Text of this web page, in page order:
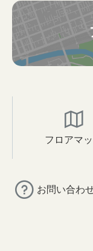
フロアマ
お問い合わ